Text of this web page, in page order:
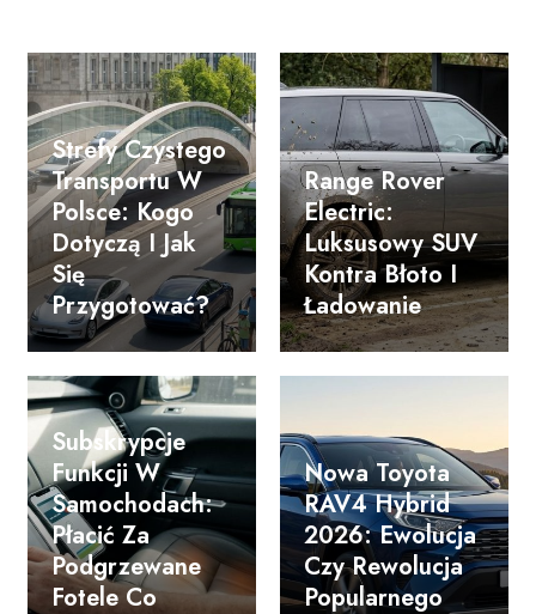
Strefy Czystego
Transportu W
Polsce: Kogo
Dotyczą I Jak
Się
Przygotować?
Range Rover
Electric:
Luksusowy SUV
Kontra Błoto I
Ładowanie
Subskrypcje
Funkcji W
Samochodach:
Płacić Za
Podgrzewane
Fotele Co
Nowa Toyota
RAV4 Hybrid
2026: Ewolucja
Czy Rewolucja
Popularnego